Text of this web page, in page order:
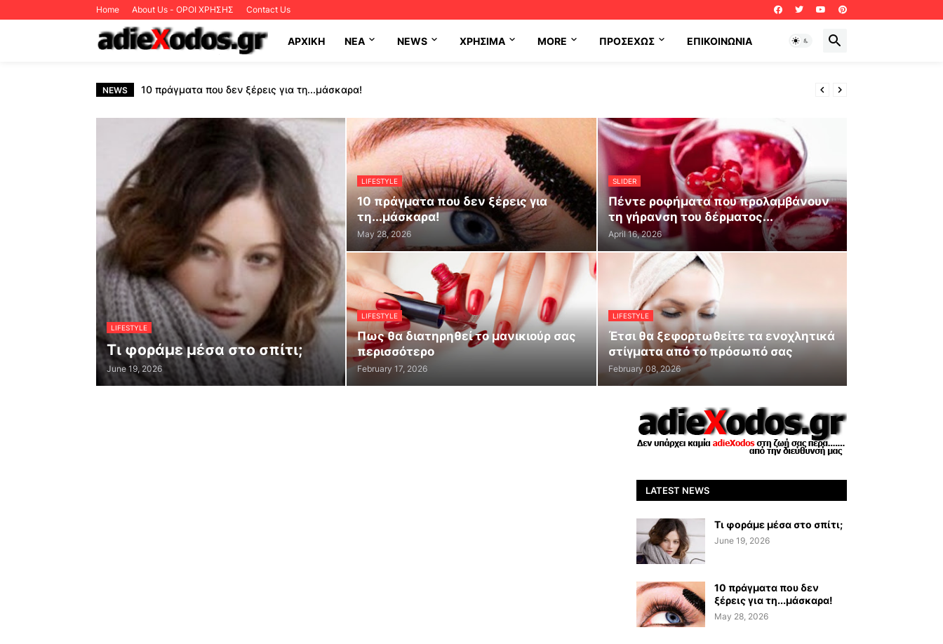
Home About Us - ΟΡΟΙ ΧΡΗΣΗΣ Contact Us
ΑΡΧΙΚΗ NEA NEWS ΧΡΉΣΙΜΑ MORE ΠΡΟΣΕΧΩΣ ΕΠΙΚΟΙΝΩΝΊΑ
NEWS 10 πράγματα που δεν ξέρεις για τη...μάσκαρα!
LIFESTYLE
Τι φοράμε μέσα στο σπίτι;
June 19, 2026
LIFESTYLE
10 πράγματα που δεν ξέρεις για
τη...μάσκαρα!
May 28, 2026
SLIDER
Πέντε ροφήματα που προλαμβάνουν
τη γήρανση του δέρματος...
April 16, 2026
LIFESTYLE
Πως θα διατηρηθεί το μανικιούρ σας
περισσότερο
February 17, 2026
LIFESTYLE
Έτσι θα ξεφορτωθείτε τα ενοχλητικά
στίγματα από το πρόσωπό σας
February 08, 2026
LATEST NEWS
Τι φοράμε μέσα στο σπίτι;
June 19, 2026
10 πράγματα που δεν
ξέρεις για τη...μάσκαρα!
May 28, 2026